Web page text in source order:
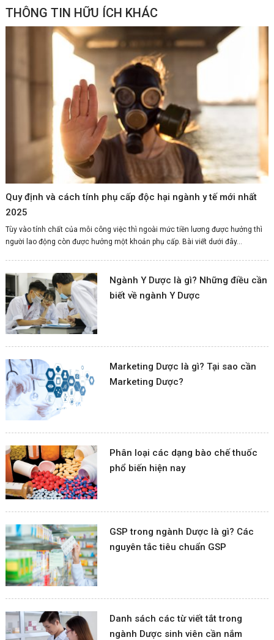
THÔNG TIN HỮU ÍCH KHÁC
Quy định và cách tính phụ cấp độc hại ngành y tế mới nhất
2025
Tùy vào tính chất của mỗi công việc thì ngoài mức tiền lương được hưởng thì
người lao động còn được hưởng một khoản phụ cấp. Bài viết dưới đây...
Ngành Y Dược là gì? Những điều cần
biết về ngành Y Dược
Marketing Dược là gì? Tại sao cần
Marketing Dược?
Phân loại các dạng bào chế thuốc
phổ biến hiện nay
GSP trong ngành Dược là gì? Các
nguyên tắc tiêu chuẩn GSP
Danh sách các từ viết tắt trong
ngành Dược sinh viên cần nắm